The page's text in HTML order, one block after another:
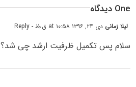
One دیدگاه
لیلا زمانی دی ۲۴, ۱۳۹۶ at ۱۰:۵۸ ق٫ظ - Reply
سلام پس تکمیل ظرفیت ارشد چی شد؟